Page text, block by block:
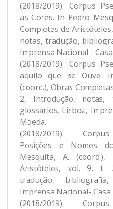
(2018/2019). Corpus
as Cores. In Pedro
Completas de
notas, tradução,
Imprensa Nacional -
(2018/2019). Corpus
aquilo que se Ouve.
(coord.), Obras
2, Introdução, notas,
glossários, Lisboa,
Moeda.
(2018/2019).
Posições e Nomes
Mesquita, A. (coord.),
Aristóteles, vol. 9, t.
tradução,
Imprensa Nacional- Casa
(2018/2019).